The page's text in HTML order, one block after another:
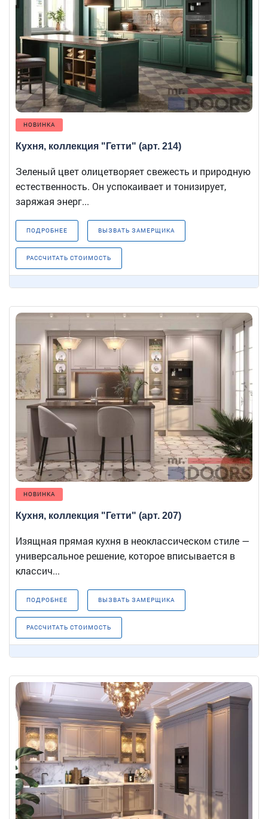
НОВИНКА
Кухня, коллекция "Гетти" (арт. 214)
Зеленый цвет олицетворяет свежесть и природную
естественность. Он успокаивает и тонизирует,
заряжая энерг...
ПОДРОБНЕЕ ВЫЗВАТЬ ЗАМЕРЩИКА
РАССЧИТАТЬ СТОИМОСТЬ
НОВИНКА
Кухня, коллекция "Гетти" (арт. 207)
Изящная прямая кухня в неоклассическом стиле —
универсальное решение, которое вписывается в
классич...
ПОДРОБНЕЕ ВЫЗВАТЬ ЗАМЕРЩИКА
РАССЧИТАТЬ СТОИМОСТЬ